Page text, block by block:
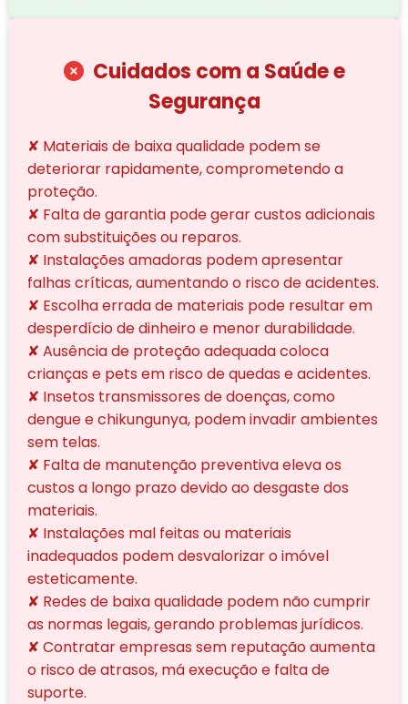
Cuidados com a Saúde e
Segurança
✘ Materiais de baixa qualidade podem se
deteriorar rapidamente, comprometendo a
proteção.
✘ Falta de garantia pode gerar custos adicionais
com substituições ou reparos.
✘ Instalações amadoras podem apresentar
falhas críticas, aumentando o risco de acidentes.
✘ Escolha errada de materiais pode resultar em
desperdício de dinheiro e menor durabilidade.
✘ Ausência de proteção adequada coloca
crianças e pets em risco de quedas e acidentes.
✘ Insetos transmissores de doenças, como
dengue e chikungunya, podem invadir ambientes
sem telas.
✘ Falta de manutenção preventiva eleva os
custos a longo prazo devido ao desgaste dos
materiais.
✘ Instalações mal feitas ou materiais
inadequados podem desvalorizar o imóvel
esteticamente.
✘ Redes de baixa qualidade podem não cumprir
as normas legais, gerando problemas jurídicos.
✘ Contratar empresas sem reputação aumenta
o risco de atrasos, má execução e falta de
suporte.